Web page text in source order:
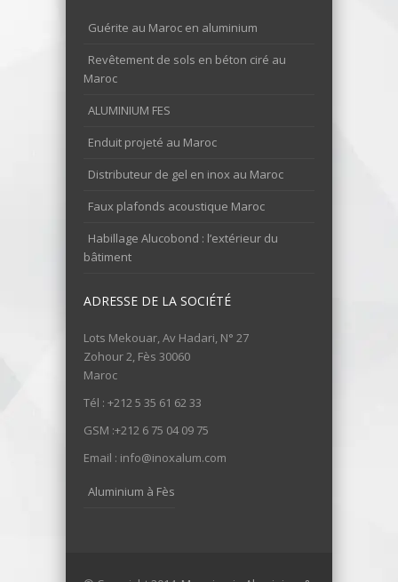
Guérite au Maroc en aluminium
Revêtement de sols en béton ciré au
Maroc
ALUMINIUM FES
Enduit projeté au Maroc
Distributeur de gel en inox au Maroc
Faux plafonds acoustique Maroc
Habillage Alucobond : l’extérieur du
bâtiment
ADRESSE DE LA SOCIÉTÉ
Lots Mekouar, Av Hadari, N° 27
Zohour 2, Fès 30060
Maroc
Tél : +212 5 35 61 62 33
GSM :+212 6 75 04 09 75
Email : info@inoxalum.com
Aluminium à Fès